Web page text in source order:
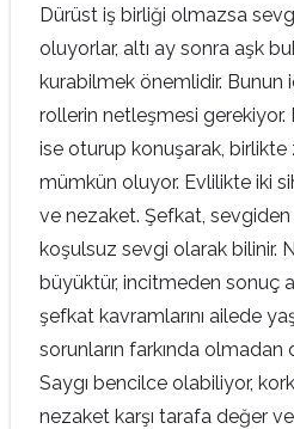
Dürüst iş birliği olmazsa
oluyorlar, altı ay sonra aşk
kurabilmek önemlidir. Bunun
rollerin netleşmesi gerekiyor.
ise oturup konuşarak,
mümkün oluyor. Evlilikte iki
ve nezaket. Şefkat,
koşulsuz sevgi olarak bilinir.
büyüktür, incitmeden sonuç
şefkat kavramlarını ailede
sorunların farkında
Saygı bencilce olabiliyor,
nezaket karşı tarafa değer